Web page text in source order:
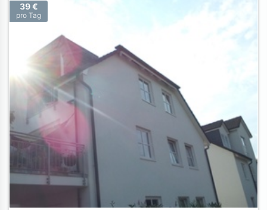
39 €
pro Tag